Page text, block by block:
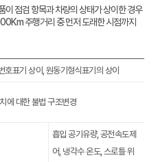
점검 항목과 차량의 상태가 상이한 경우
주행거리 중 먼저 도래한 시점까지
호표기 상이, 원동기형식표기의 상이
에 대한 불법 구조변경
흡입 공기유량, 공전속도제
어, 냉각수 온도, 스로틀 위